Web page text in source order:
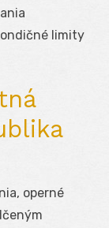
limity
operné